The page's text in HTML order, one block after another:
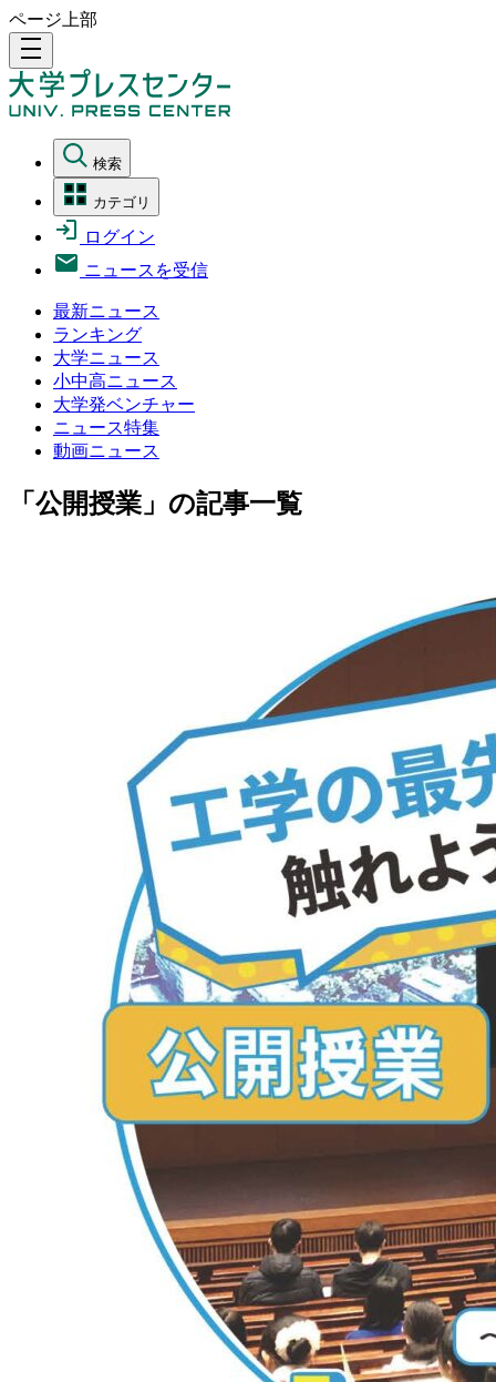
ページ上部
density_medium
検索
カテゴリ
ログイン
ニュースを受信
最新ニュース
ランキング
大学ニュース
小中高ニュース
大学発ベンチャー
ニュース特集
動画ニュース
「公開授業」の記事一覧